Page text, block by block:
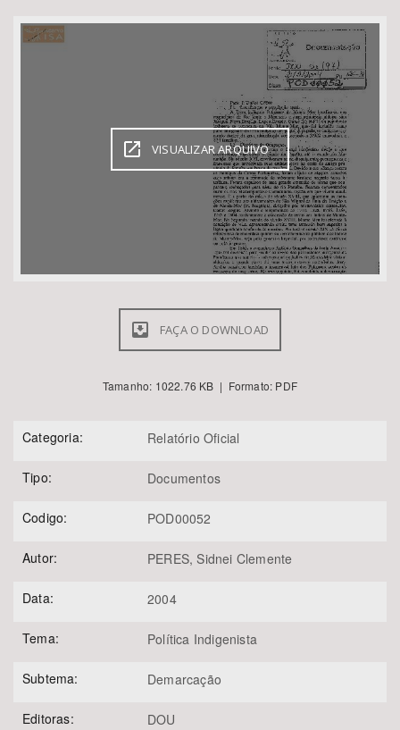
BUSCAR
VISUALIZAR ARQUIVO
FAÇA O DOWNLOAD
Tamanho: 1022.76 KB | Formato: PDF
Categoria: Relatório Oficial
Tipo: Documentos
Codigo: POD00052
Autor: PERES, Sidnei Clemente
Data: 2004
Tema: Política Indigenista
Subtema: Demarcação
Editoras: DOU